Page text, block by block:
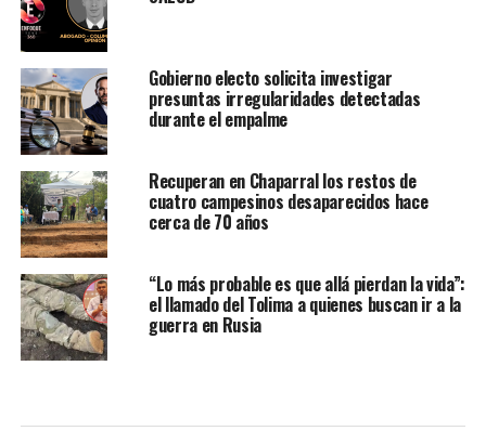
Gobierno electo solicita investigar
presuntas irregularidades detectadas
durante el empalme
Recuperan en Chaparral los restos de
cuatro campesinos desaparecidos hace
cerca de 70 años
“Lo más probable es que allá pierdan la vida”:
el llamado del Tolima a quienes buscan ir a la
guerra en Rusia